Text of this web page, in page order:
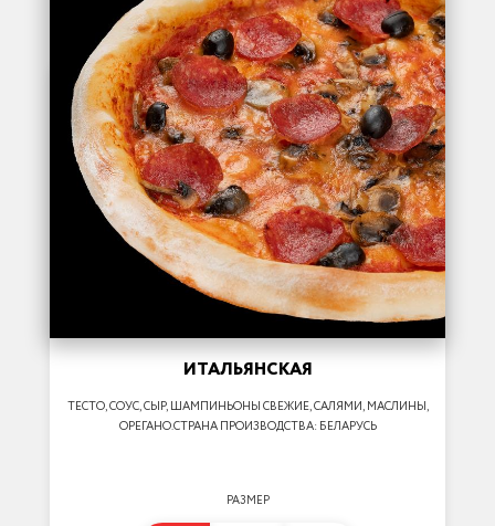
ИТАЛЬЯНСКАЯ
ТЕСТО, СОУС, СЫР, ШАМПИНЬОНЫ СВЕЖИЕ, САЛЯМИ, МАСЛИНЫ,
ОРЕГАНО.СТРАНА ПРОИЗВОДСТВА: БЕЛАРУСЬ
РАЗМЕР